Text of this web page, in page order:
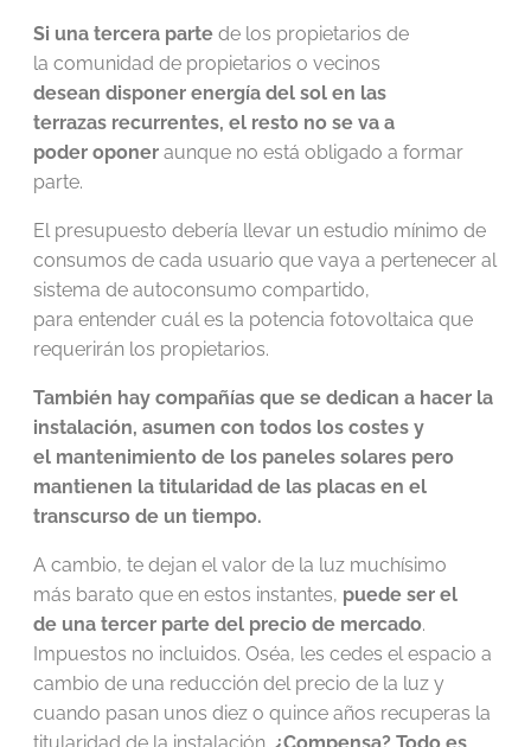
Si una tercera parte de los propietarios de
la comunidad de propietarios o vecinos
desean disponer energía del sol en las
terrazas recurrentes, el resto no se va a
poder oponer aunque no está obligado a formar
parte.
El presupuesto debería llevar un estudio mínimo de
consumos de cada usuario que vaya a pertenecer al
sistema de autoconsumo compartido,
para entender cuál es la potencia fotovoltaica que
requerirán los propietarios.
También hay compañías que se dedican a hacer la
instalación, asumen con todos los costes y
el mantenimiento de los paneles solares pero
mantienen la titularidad de las placas en el
transcurso de un tiempo.
A cambio, te dejan el valor de la luz muchísimo
más barato que en estos instantes, puede ser el
de una tercer parte del precio de mercado.
Impuestos no incluidos. Oséa, les cedes el espacio a
cambio de una reducción del precio de la luz y
cuando pasan unos diez o quince años recuperas la